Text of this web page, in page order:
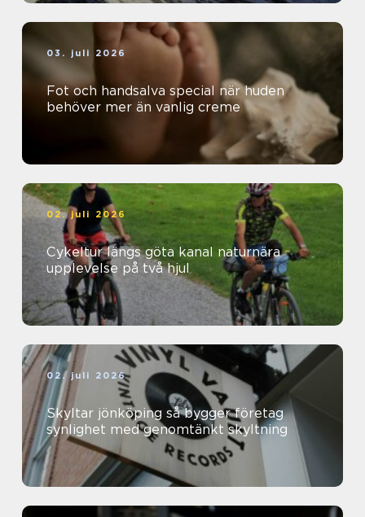
03. juli 2026
Fot och handsalva special när huden
behöver mer än vanlig creme
02. juli 2026
Cykeltur längs göta kanal naturnära
upplevelse på två hjul
02. juli 2026
Skyltar jönköping så bygger företag
synlighet med genomtänkt skyltning